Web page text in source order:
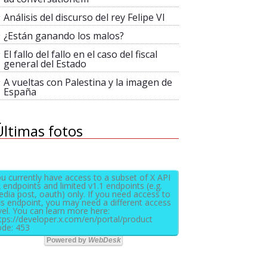
Análisis del discurso del rey Felipe VI
¿Están ganando los malos?
El fallo del fallo en el caso del fiscal
general del Estado
A vueltas con Palestina y la imagen de
España
fotos
currently have access to a subset of X API
endpoints and limited v1.1 endpoints (e.g.
post, oauth) only. If you need access to
endpoint, you may need a different access
You can learn more here:
developer.x.com/en/portal/product
453
Powered by WebDesk